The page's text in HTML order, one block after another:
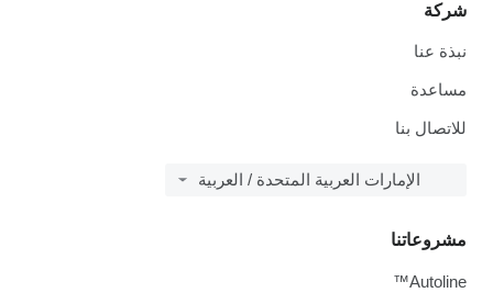
شركة
نبذة عنا
مساعدة
للاتصال بنا
الإمارات العربية المتحدة / العربية
مشروعاتنا
Autoline™